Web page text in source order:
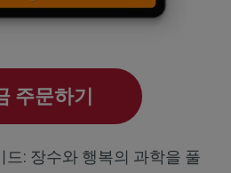
주문하기
드: 장수와 행복의 과학을 풀